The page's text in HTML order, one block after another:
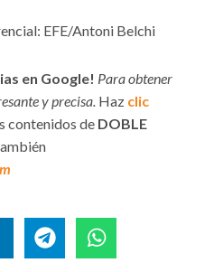
EFE/Antoni Belchi
en Google! Para obtener
y precisa. Haz clic
contenidos de DOBLE